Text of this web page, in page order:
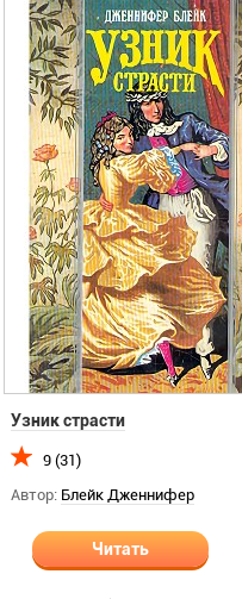
Узник страсти
9 (31)
Автор: Блейк Дженнифер
Читать